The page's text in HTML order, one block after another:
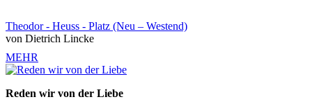
Theodor - Heuss - Platz (Neu – Westend)
von Dietrich Lincke
MEHR
Reden wir von der Liebe